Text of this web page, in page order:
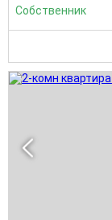
Собственник